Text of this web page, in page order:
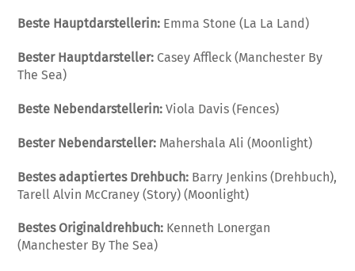
Beste Hauptdarstellerin: Emma Stone (La La Land)
Bester Hauptdarsteller: Casey Affleck (Manchester By
The Sea)
Beste Nebendarstellerin: Viola Davis (Fences)
Bester Nebendarsteller: Mahershala Ali (Moonlight)
Bestes adaptiertes Drehbuch: Barry Jenkins (Drehbuch),
Tarell Alvin McCraney (Story) (Moonlight)
Bestes Originaldrehbuch: Kenneth Lonergan
(Manchester By The Sea)